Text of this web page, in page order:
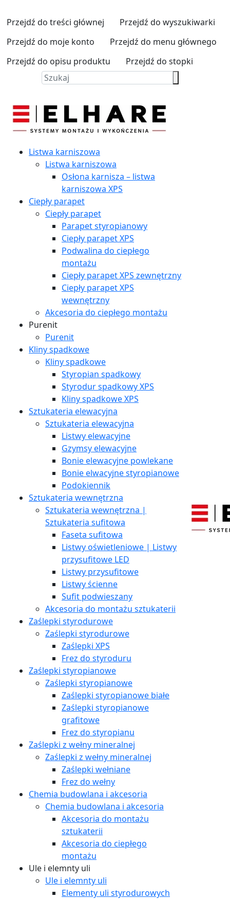
Przejdź do treści głównej
Przejdź do wyszukiwarki
Przejdź do moje konto
Przejdź do menu głównego
Przejdź do opisu produktu
Przejdź do stopki
Listwa karniszowa
Listwa karniszowa
Osłona karnisza – listwa
karniszowa XPS
Ciepły parapet
Ciepły parapet
Parapet styropianowy
Ciepły parapet XPS
Podwalina do ciepłego
montażu
Ciepły parapet XPS zewnętrzny
Ciepły parapet XPS
wewnętrzny
Akcesoria do ciepłego montażu
Purenit
Purenit
Kliny spadkowe
Kliny spadkowe
Styropian spadkowy
Styrodur spadkowy XPS
Kliny spadkowe XPS
Sztukateria elewacyjna
Sztukateria elewacyjna
Listwy elewacyjne
Gzymsy elewacyjne
Bonie elewacyjne powlekane
Bonie elwacyjne styropianowe
Podokiennik
Sztukateria wewnętrzna
Sztukateria wewnętrzna |
Sztukateria sufitowa
Faseta sufitowa
Listwy oświetleniowe | Listwy
przysufitowe LED
Listwy przysufitowe
Listwy ścienne
Sufit podwieszany
Akcesoria do montażu sztukaterii
Zaślepki styrodurowe
Zaślepki styrodurowe
Zaślepki XPS
Frez do styroduru
Zaślepki styropianowe
Zaślepki styropianowe
Zaślepki styropianowe białe
Zaślepki styropianowe
grafitowe
Frez do styropianu
Zaślepki z wełny mineralnej
Zaślepki z wełny mineralnej
Zaślepki wełniane
Frez do wełny
Chemia budowlana i akcesoria
Chemia budowlana i akcesoria
Akcesoria do montażu
sztukaterii
Akcesoria do ciepłego
montażu
Ule i elemnty uli
Ule i elemnty uli
Elementy uli styrodurowych